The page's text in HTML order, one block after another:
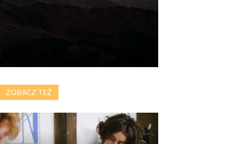
ZOBACZ TEŻ